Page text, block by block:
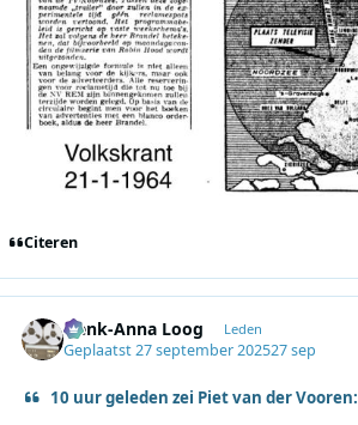
Citeren
Henk-Anna Loog Leden
Geplaatst27 september 202527 sep
10 uur geleden zei Piet van der Vooren: